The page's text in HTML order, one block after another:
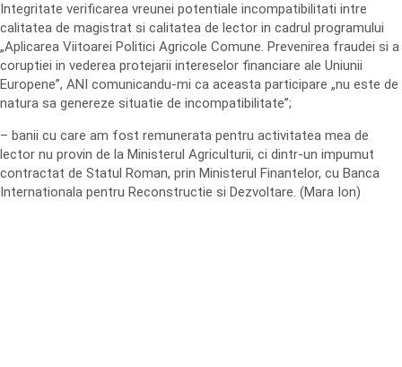
Integritate verificarea vreunei potentiale incompatibilitati intre
calitatea de magistrat si calitatea de lector in cadrul programului
„Aplicarea Viitoarei Politici Agricole Comune. Prevenirea fraudei si a
coruptiei in vederea protejarii intereselor financiare ale Uniunii
Europene”, ANI comunicandu-mi ca aceasta participare „nu este de
natura sa genereze situatie de incompatibilitate”;
– banii cu care am fost remunerata pentru activitatea mea de
lector nu provin de la Ministerul Agriculturii, ci dintr-un impumut
contractat de Statul Roman, prin Ministerul Finantelor, cu Banca
Internationala pentru Reconstructie si Dezvoltare. (Mara Ion)